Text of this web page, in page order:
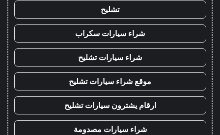
تشليح
شراء سيارات سكراب
شراء سيارات تشليح
موقع شراء سيارات تشليح
ارقام يشترون سيارات تشليح
شراء سيارات مصدومة